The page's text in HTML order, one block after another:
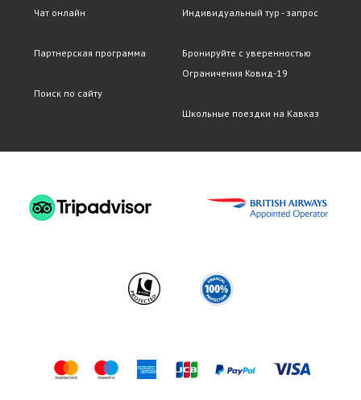
Чат онлайн
Партнерская программа
Поиск по сайту
Индивидуальный тур - запрос
Бронируйте с уверенностью
Ограничения Ковид-19
Школьные поездки на Кавказ